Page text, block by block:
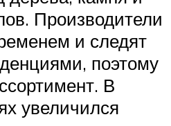
Производители
и следят
поэтому
В
увеличился